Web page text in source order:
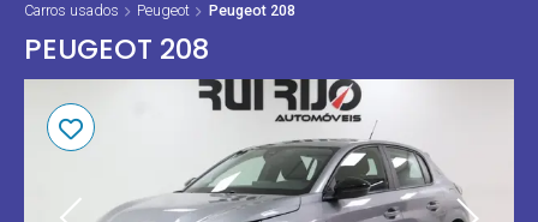
Carros usados Peugeot Peugeot 208
PEUGEOT 208